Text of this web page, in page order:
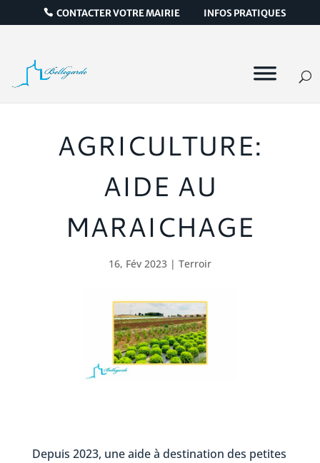
CONTACTER VOTRE MAIRIE INFOS PRATIQUES
AGRICULTURE:
AIDE AU
MARAICHAGE
16, Fév 2023| Terroir
Depuis 2023, une aide à destination des petites